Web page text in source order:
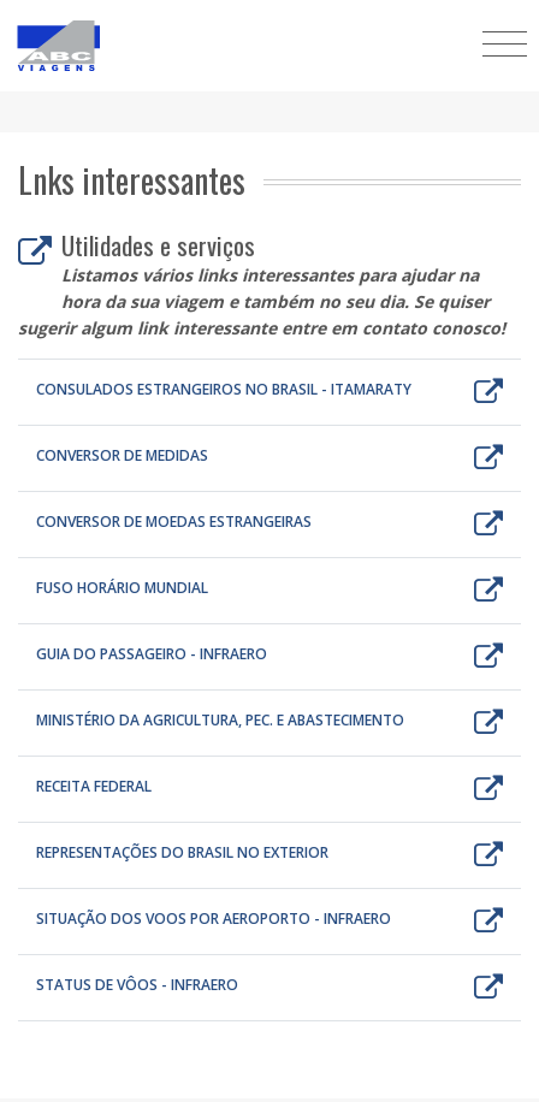
Lnks interessantes
Utilidades e serviços
Listamos vários links interessantes para ajudar na
hora da sua viagem e também no seu dia. Se quiser
sugerir algum link interessante entre em contato conosco!
CONSULADOS ESTRANGEIROS NO BRASIL - ITAMARATY
CONVERSOR DE MEDIDAS
CONVERSOR DE MOEDAS ESTRANGEIRAS
FUSO HORÁRIO MUNDIAL
GUIA DO PASSAGEIRO - INFRAERO
MINISTÉRIO DA AGRICULTURA, PEC. E ABASTECIMENTO
RECEITA FEDERAL
REPRESENTAÇÕES DO BRASIL NO EXTERIOR
SITUAÇÃO DOS VOOS POR AEROPORTO - INFRAERO
STATUS DE VÔOS - INFRAERO